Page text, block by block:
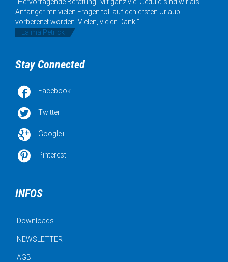
Anfänger mit vielen Fragen toll auf den ersten Urlaub
vorbereitet worden. Vielen, vielen Dank!”
– Laima Petrick
Stay Connected
 Facebook
 Twitter
 Google+
 Pinterest
INFOS
Downloads
NEWSLETTER
AGB